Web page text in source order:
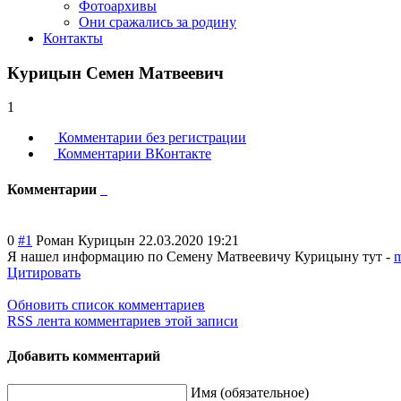
Фотоархивы
Они сражались за родину
Контакты
Курицын Семен Матвеевич
1
Комментарии без регистрации
Комментарии ВКонтакте
Комментарии
0 #1 Роман Курицын 22.03.2020 19:21
Я нашел информацию по Семену Матвеевичу Курицыну тут -
Цитировать
Обновить список комментариев
RSS лента комментариев этой записи
Добавить комментарий
Имя (обязательное)